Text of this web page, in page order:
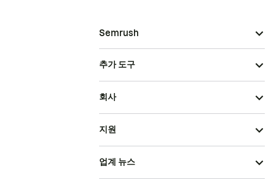
Semrush
추가 도구
회사
지원
업계 뉴스